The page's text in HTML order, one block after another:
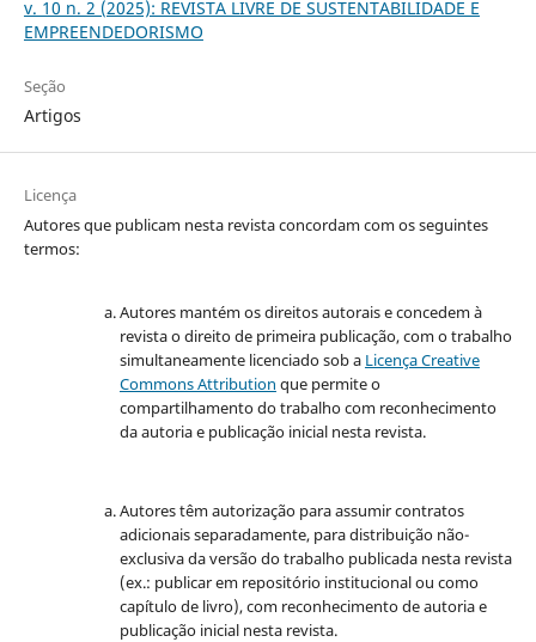
v. 10 n. 2 (2025): REVISTA LIVRE DE SUSTENTABILIDADE E
EMPREENDEDORISMO
Seção
Artigos
Licença
Autores que publicam nesta revista concordam com os seguintes
termos:
Autores mantém os direitos autorais e concedem à
revista o direito de primeira publicação, com o trabalho
simultaneamente licenciado sob a Licença Creative
Commons Attribution que permite o
compartilhamento do trabalho com reconhecimento
da autoria e publicação inicial nesta revista.
Autores têm autorização para assumir contratos
adicionais separadamente, para distribuição não-
exclusiva da versão do trabalho publicada nesta revista
(ex.: publicar em repositório institucional ou como
capítulo de livro), com reconhecimento de autoria e
publicação inicial nesta revista.